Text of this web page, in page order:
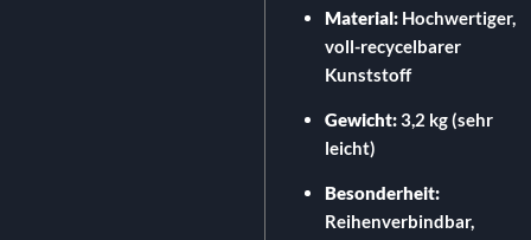
Material: Hochwertiger,
voll-recycelbarer
Kunststoff
Gewicht:3,2 kg (sehr
leicht)
Besonderheit:
Reihenverbindbar,